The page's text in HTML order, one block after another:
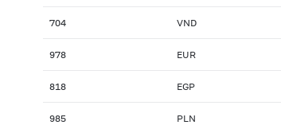
704 VND
978 EUR
818 EGP
985 PLN